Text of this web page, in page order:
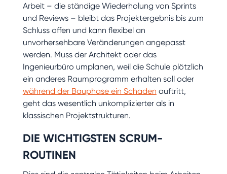
Arbeit – die ständige Wiederholung von Sprints
und Reviews – bleibt das Projektergebnis bis zum
Schluss offen und kann flexibel an
unvorhersehbare Veränderungen angepasst
werden. Muss der Architekt oder das
Ingenieurbüro umplanen, weil die Schule plötzlich
ein anderes Raumprogramm erhalten soll oder
während der Bauphase ein Schaden auftritt,
geht das wesentlich unkomplizierter als in
klassischen Projektstrukturen.
DIE WICHTIGSTEN SCRUM-
ROUTINEN